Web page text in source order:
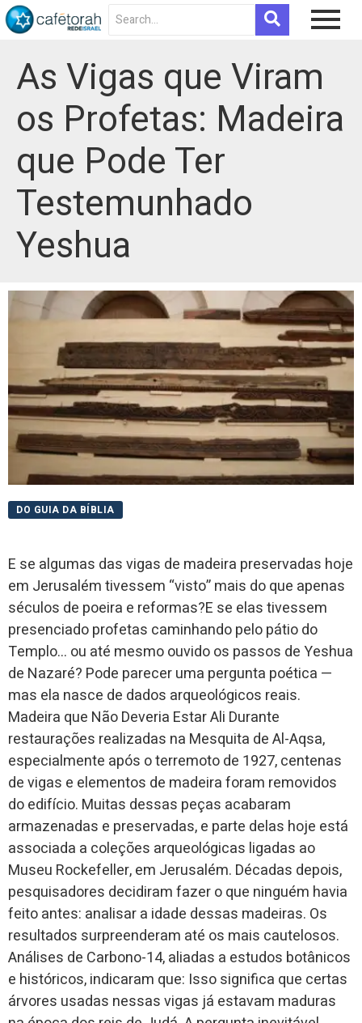
As Vigas que Viram
os Profetas: Madeira
que Pode Ter
Testemunhado
Yeshua
DO GUIA DA BÍBLIA
E se algumas das vigas de madeira preservadas hoje
em Jerusalém tivessem “visto” mais do que apenas
séculos de poeira e reformas?E se elas tivessem
presenciado profetas caminhando pelo pátio do
Templo… ou até mesmo ouvido os passos de Yeshua
de Nazaré? Pode parecer uma pergunta poética —
mas ela nasce de dados arqueológicos reais.
Madeira que Não Deveria Estar Ali Durante
restaurações realizadas na Mesquita de Al-Aqsa,
especialmente após o terremoto de 1927, centenas
de vigas e elementos de madeira foram removidos
do edifício. Muitas dessas peças acabaram
armazenadas e preservadas, e parte delas hoje está
associada a coleções arqueológicas ligadas ao
Museu Rockefeller, em Jerusalém. Décadas depois,
pesquisadores decidiram fazer o que ninguém havia
feito antes: analisar a idade dessas madeiras. Os
resultados surpreenderam até os mais cautelosos.
Análises de Carbono-14, aliadas a estudos botânicos
e históricos, indicaram que: Isso significa que certas
árvores usadas nessas vigas já estavam maduras